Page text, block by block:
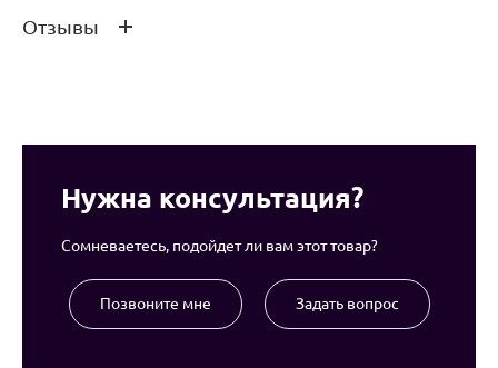
TU3160-1 Royal Whitehall Тарелка глубокая без полей 25 см
Отзывы
Нужна консультация?
Сомневаетесь, подойдет ли вам этот товар?
Позвоните мне Задать вопрос